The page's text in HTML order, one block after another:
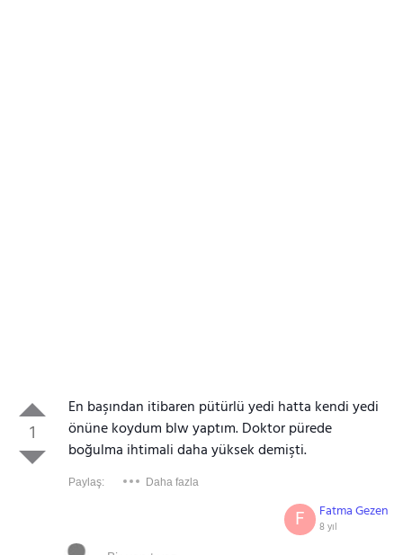
1
En başından itibaren pütürlü yedi hatta kendi yedi
önüne koydum blw yaptım. Doktor pürede
boğulma ihtimali daha yüksek demişti.
Paylaş: Daha fazla
Fatma Gezen
8 yıl
F